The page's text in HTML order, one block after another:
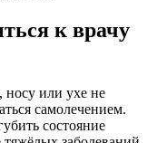
к врачу
или ухе не
самолечением.
состояние